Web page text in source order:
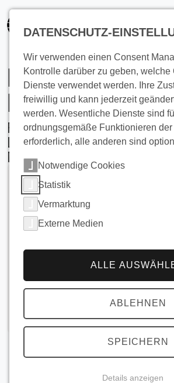
Milchkühlung
Bauernhöfen
Fortschrittliche,
Lösungen für moderne
Molkereibetriebe
DATENSCHUTZ-
Wir verwenden einen Consent
Kontrolle darüber zu geben, welche
Dienste verwendet werden. Ihre
freiwillig und kann jederzeit
werden. Wesentliche Dienste sind
ordnungsgemäße Funktionieren
erforderlich, alle anderen sind
Notwendige Cookies
Statistik
Vermarktung
Externe Medien
ALLE
ABLEHNEN
SPEICHERN
Details anzeigen